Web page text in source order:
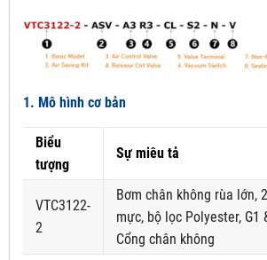
1. Mô hình cơ bản
Biểu
tượng
Sự miêu tả
VTC3122-
2
Bơm chân không rùa lớn,
mực, bộ lọc Polyester, G1
Cổng chân không